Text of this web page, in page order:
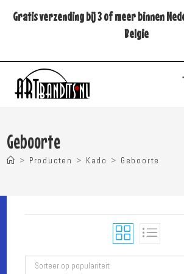
naarGratis verzending bij 3 of meer binnen
Belgie
Geboorte
> Producten > Kado > Geboorte
Sorteer op populariteit